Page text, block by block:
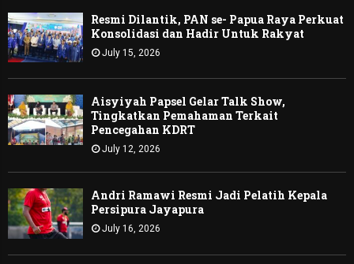
Resmi Dilantik, PAN se- Papua Raya Perkuat
Konsolidasi dan Hadir Untuk Rakyat
July 15, 2026
Aisyiyah Papsel Gelar Talk Show,
Tingkatkan Pemahaman Terkait
Pencegahan KDRT
July 12, 2026
Andri Ramawi Resmi Jadi Pelatih Kepala
Persipura Jayapura
July 16, 2026